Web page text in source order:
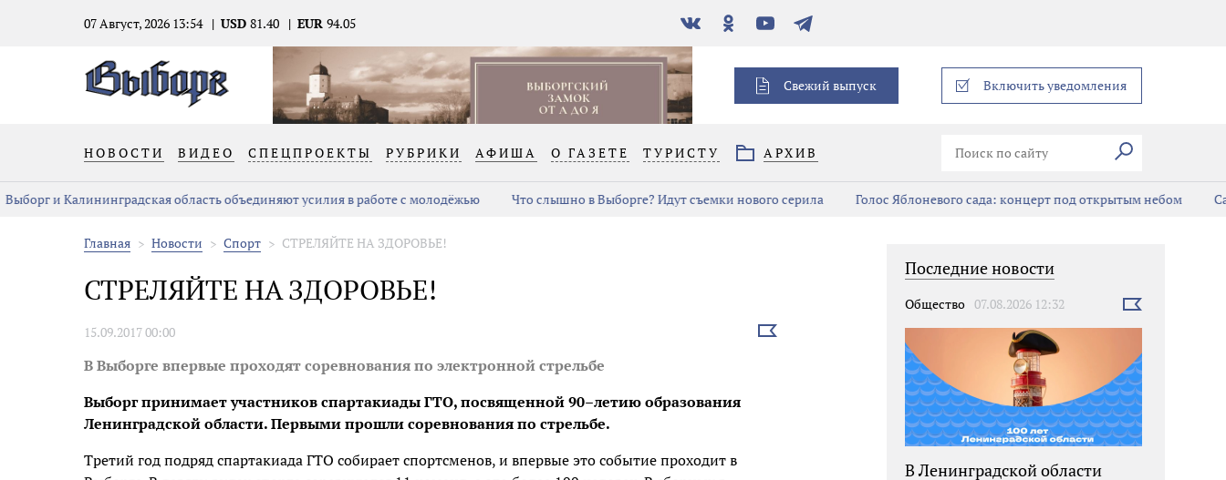
07 Август, 2026 13:54 USD 81.40 EUR 94.05
В
контакте
Одноклассники
YouTubeТелеграм
Свежий выпуск Включить уведомления
НОВОСТИ ВИДЕО СПЕЦПРОЕКТЫ РУБРИКИ АФИША О ГАЗЕТЕ ТУРИСТУ АРХИВ Искать
Выборг и Калининградская область объединяют усилия в работе с молодёжью Что слышно в Выборге? Идут съемки нового серила Голос Яблоневого сада: концерт под открытым небом
Главная Новости Спорт СТРЕЛЯЙТЕ НА ЗДОРОВЬЕ!
СТРЕЛЯЙТЕ НА ЗДОРОВЬЕ!
15.09.2017 00:00
Выбрать
В Выборге впервые проходят соревнования по электронной стрельбе
Выборг принимает участников спартакиады ГТО, посвященной 90–летию образования
Ленинградской области. Первыми прошли соревнования по стрельбе.
Третий год подряд спартакиада ГТО собирает спортсменов, и впервые это событие проходит в
Последние новости
Общество 07.08.2026 12:32
Выбрать
В Ленинградской области